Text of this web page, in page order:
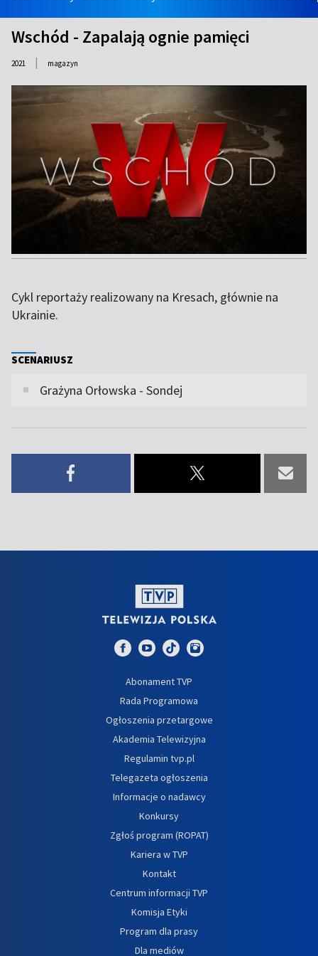
Wschód - Zapalają ognie pamięci
2021 | magazyn
Cykl reportaży realizowany na Kresach, głównie na
Ukrainie.
SCENARIUSZ
Grażyna Orłowska - Sondej
Abonament TVP
Rada Programowa
Ogłoszenia przetargowe
Akademia Telewizyjna
Regulamin tvp.pl
Telegazeta ogłoszenia
Informacje o nadawcy
Konkursy
Zgłoś program (ROPAT)
Kariera w TVP
Kontakt
Centrum informacji TVP
Komisja Etyki
Program dla prasy
Dla mediów